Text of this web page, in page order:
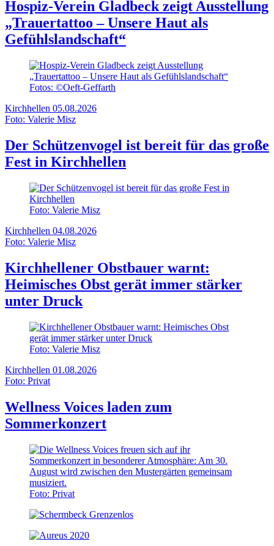
Hospiz-Verein Gladbeck zeigt Ausstellung
„Trauertattoo – Unsere Haut als
Gefühlslandschaft“
Fotos: ©Oeft-Geffarth
Kirchhellen 05.08.2026
Foto: Valerie Misz
Der Schützenvogel ist bereit für das große
Fest in Kirchhellen
Foto: Valerie Misz
Kirchhellen 04.08.2026
Foto: Valerie Misz
Kirchhellener Obstbauer warnt:
Heimisches Obst gerät immer stärker
unter Druck
Foto: Valerie Misz
Kirchhellen 01.08.2026
Foto: Privat
Wellness Voices laden zum
Sommerkonzert
Foto: Privat